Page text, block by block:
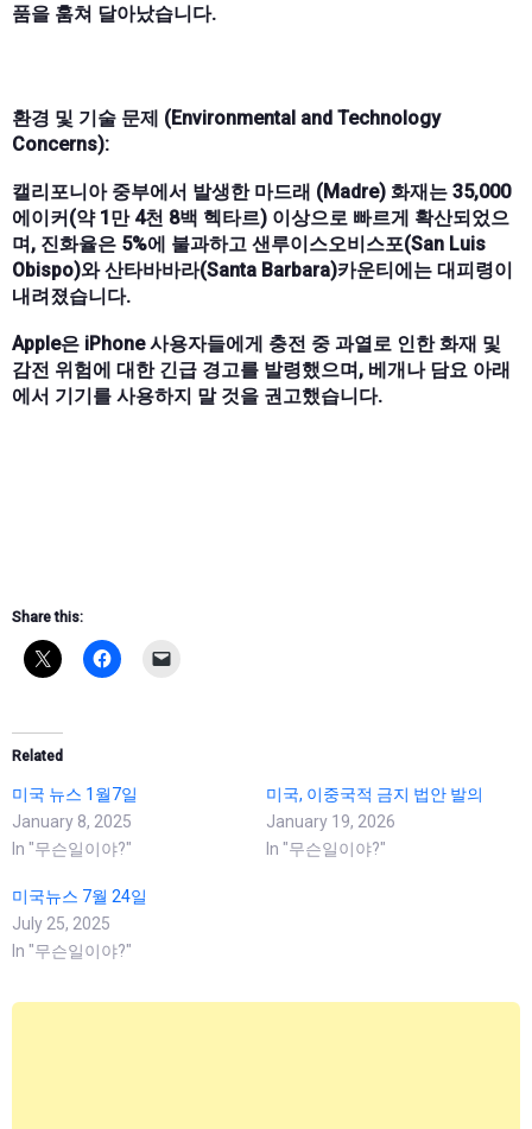
품을 훔쳐 달아났습니다.
환경 및 기술 문제 (Environmental and Technology
Concerns):
캘리포니아 중부에서 발생한 마드래 (Madre) 화재는 35,000
에이커(약 1만 4천 8백 헥타르) 이상으로 빠르게 확산되었으
며, 진화율은 5%에 불과하고 샌루이스오비스포(San Luis
Obispo)와 산타바바라(Santa Barbara)카운티에는 대피령이
내려졌습니다.
Apple은 iPhone 사용자들에게 충전 중 과열로 인한 화재 및
감전 위험에 대한 긴급 경고를 발령했으며, 베개나 담요 아래
에서 기기를 사용하지 말 것을 권고했습니다.
Share this:
Related
미국 뉴스 1월7일
January 8, 2025
In "무슨일이야?"
미국, 이중국적 금지 법안 발의
January 19, 2026
In "무슨일이야?"
미국뉴스 7월 24일
July 25, 2025
In "무슨일이야?"